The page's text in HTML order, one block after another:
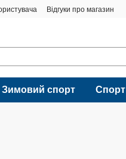
Відгуки про магазин
Зимовий спорт Спорт